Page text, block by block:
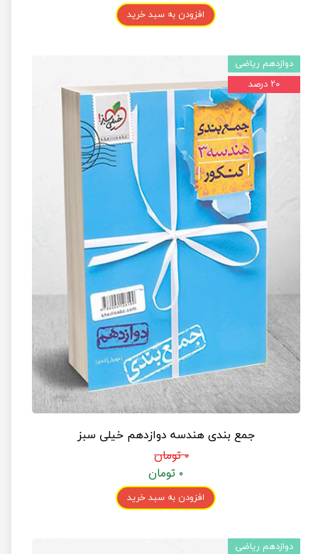
افزودن به سبد خرید
جمع بندی هندسه دوازدهم خیلی سبز
۰ تومان
۰ تومان
افزودن به سبد خرید
دوازدهم ریاضی
۲۰ درصد
دوازدهم ریاضی